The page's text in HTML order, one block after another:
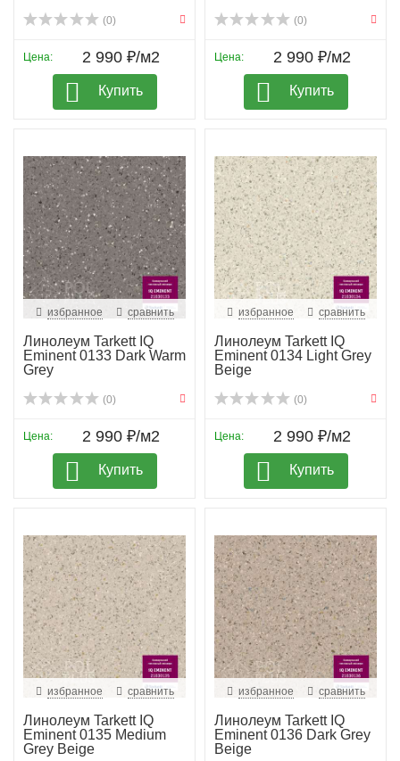
(0)
Цена: 2 990 ₽/м2
Купить
(0)
Цена: 2 990 ₽/м2
Купить
избранное сравнить
Линолеум Tarkett IQ
Eminent 0133 Dark Warm
Grey
(0)
Цена: 2 990 ₽/м2
Купить
избранное сравнить
Линолеум Tarkett IQ
Eminent 0134 Light Grey
Beige
(0)
Цена: 2 990 ₽/м2
Купить
избранное сравнить
Линолеум Tarkett IQ
Eminent 0135 Medium
Grey Beige
избранное сравнить
Линолеум Tarkett IQ
Eminent 0136 Dark Grey
Beige